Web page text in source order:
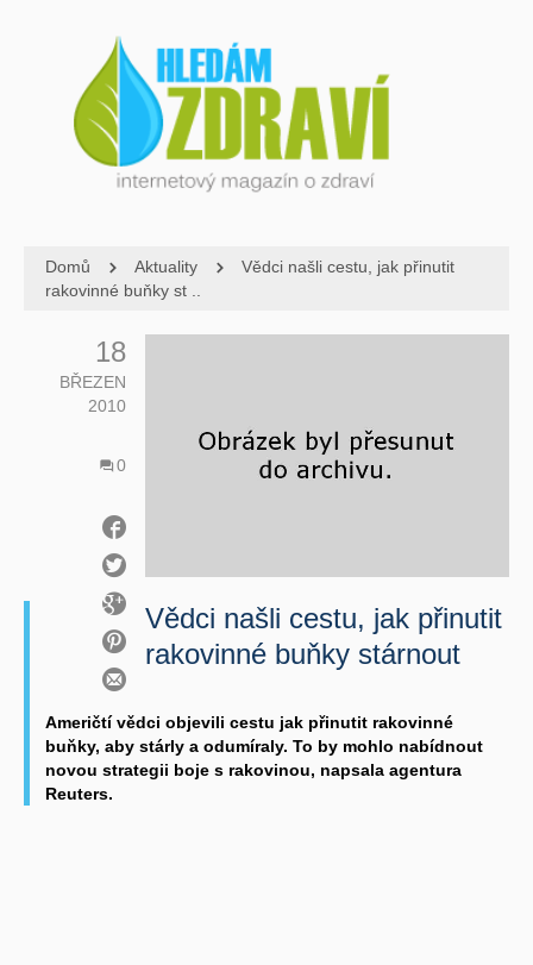
Domů Aktuality
Vědci našli cestu, jak přinutit
rakovinné buňky st ..
18
BŘEZEN
2010
0
Vědci našli cestu, jak přinutit
rakovinné buňky stárnout
Američtí vědci objevili cestu jak přinutit rakovinné
buňky, aby stárly a odumíraly. To by mohlo nabídnout
novou strategii boje s rakovinou, napsala agentura
Reuters.